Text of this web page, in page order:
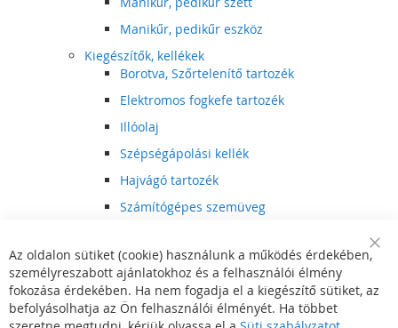
Manikűr, pedikűr eszköz
Kiegészítők, kellékek
Borotva, Szőrtelenítő tartozék
Elektromos fogkefe tartozék
Illóolaj
Szépségápolási kellék
Hajvágó tartozék
Számítógépes szemüveg
Hajvágó kiegészítő
Szórakoztató elektronika
Multimédia
DVD, BluRay lejátszó
Bar
Az oldalon sütiket (cookie) használunk a működés érdekében,
személyreszabott ajánlatokhoz és a felhasználói élmény
fokozása érdekében. Ha nem fogadja el a kiegészítő sütiket, az
befolyásolhatja az Ön felhasználói élményét. Ha többet